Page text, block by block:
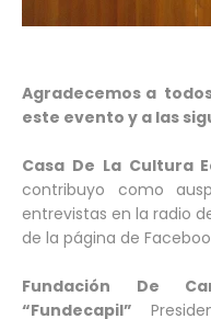
Agradecemos a
este evento y a las
Casa De La Cultura
contribuyo como
entrevistas en la radio
de la página de
Fundación De
“Fundecapil”